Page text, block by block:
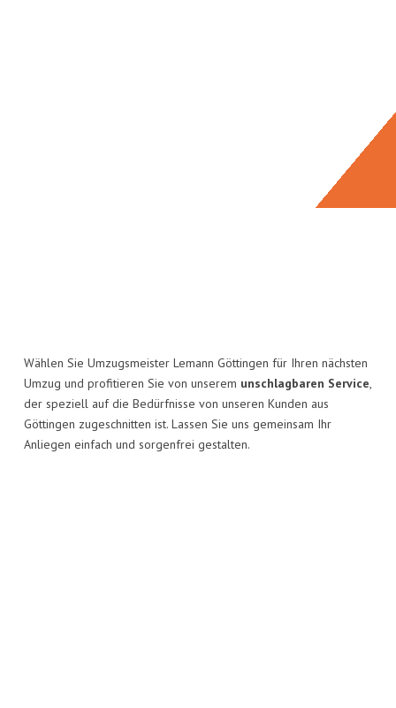
Wählen Sie Umzugsmeister Lemann Göttingen für Ihren nächsten
Umzug und profitieren Sie von unserem unschlagbaren Service,
der speziell auf die Bedürfnisse von unseren Kunden aus
Göttingen zugeschnitten ist. Lassen Sie uns gemeinsam Ihr
Anliegen einfach und sorgenfrei gestalten.